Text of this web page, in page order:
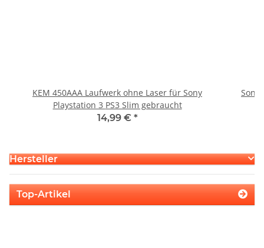
KEM 450AAA Laufwerk ohne Laser für Sony
Playstation 3 PS3 Slim gebraucht
14,99 € *
Sony
Hersteller
Top-Artikel